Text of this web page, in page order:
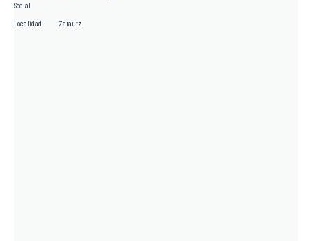
Social
Localidad Zarautz